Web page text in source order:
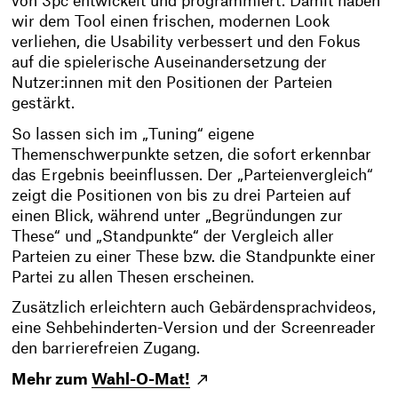
wir dem Tool einen frischen, modernen Look
verliehen, die Usability verbessert und den Fokus
auf die spielerische Auseinandersetzung der
Nutzer:innen mit den Positionen der Parteien
gestärkt.
So lassen sich im „Tuning“ eigene
Themenschwerpunkte setzen, die sofort erkennbar
das Ergebnis beeinflussen. Der „Parteienvergleich“
zeigt die Positionen von bis zu drei Parteien auf
einen Blick, während unter „Begründungen zur
These“ und „Standpunkte“ der Vergleich aller
Parteien zu einer These bzw. die Standpunkte einer
Partei zu allen Thesen erscheinen.
Zusätzlich erleichtern auch Gebärdensprachvideos,
eine Sehbehinderten-Version und der Screenreader
den barrierefreien Zugang.
Mehr zumWahl-O-Mat!